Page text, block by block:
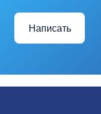
Написать